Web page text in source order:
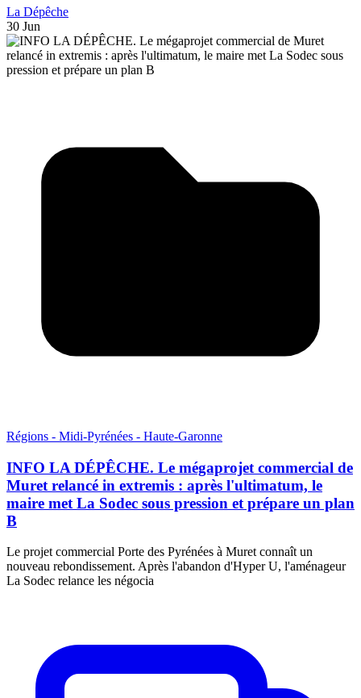
La Dépêche
30 Jun
Régions - Midi-Pyrénées - Haute-Garonne
INFO LA DÉPÊCHE. Le mégaprojet commercial de
Muret relancé in extremis : après l'ultimatum, le
maire met La Sodec sous pression et prépare un plan
B
Le projet commercial Porte des Pyrénées à Muret connaît un
nouveau rebondissement. Après l'abandon d'Hyper U, l'aménageur
La Sodec relance les négocia